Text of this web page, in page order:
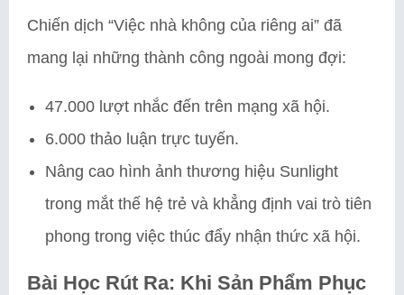
Chiến dịch “Việc nhà không của riêng ai” đã
mang lại những thành công ngoài mong đợi:
47.000 lượt nhắc đến trên mạng xã hội.
6.000 thảo luận trực tuyến.
Nâng cao hình ảnh thương hiệu Sunlight
trong mắt thế hệ trẻ và khẳng định vai trò tiên
phong trong việc thúc đẩy nhận thức xã hội.
Bài Học Rút Ra: Khi Sản Phẩm Phục